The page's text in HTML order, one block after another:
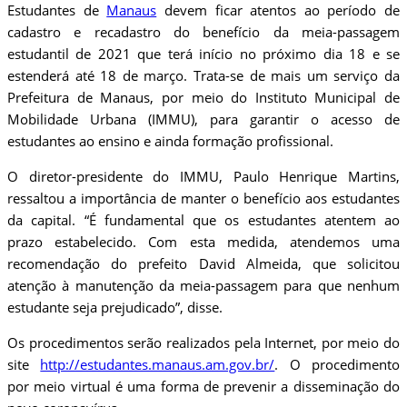
Estudantes de Manaus devem ficar atentos ao período de
cadastro e recadastro do benefício da meia-passagem
estudantil de 2021 que terá início no próximo dia 18 e se
estenderá até 18 de março. Trata-se de mais um serviço da
Prefeitura de Manaus, por meio do Instituto Municipal de
Mobilidade Urbana (IMMU), para garantir o acesso de
estudantes ao ensino e ainda formação profissional.
O diretor-presidente do IMMU, Paulo Henrique Martins,
ressaltou a importância de manter o benefício aos estudantes
da capital. “É fundamental que os estudantes atentem ao
prazo estabelecido. Com esta medida, atendemos uma
recomendação do prefeito David Almeida, que solicitou
atenção à manutenção da meia-passagem para que nenhum
estudante seja prejudicado”, disse.
Os procedimentos serão realizados pela Internet, por meio do
site http://estudantes.manaus.am.gov.br/. O procedimento
por meio virtual é uma forma de prevenir a disseminação do